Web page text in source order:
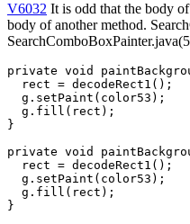
V6032 It is odd that the body
body of another method.
private void
  rect = decodeRect1();
  g.setPaint(color53);
  g.fill(rect);
}
private void
  rect = decodeRect1();
  g.setPaint(color53);
  g.fill(rect);
}